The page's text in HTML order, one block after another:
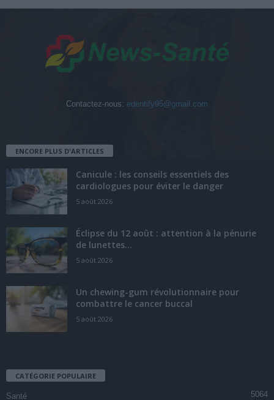
Contactez-nous: edentify95@gmail.com
ENCORE PLUS D'ARTICLES
Canicule : les conseils essentiels des
cardiologues pour éviter le danger
5 août 2026
Éclipse du 12 août : attention à la pénurie
de lunettes...
5 août 2026
Un chewing-gum révolutionnaire pour
combattre le cancer buccal
5 août 2026
CATÉGORIE POPULAIRE
Santé 5064